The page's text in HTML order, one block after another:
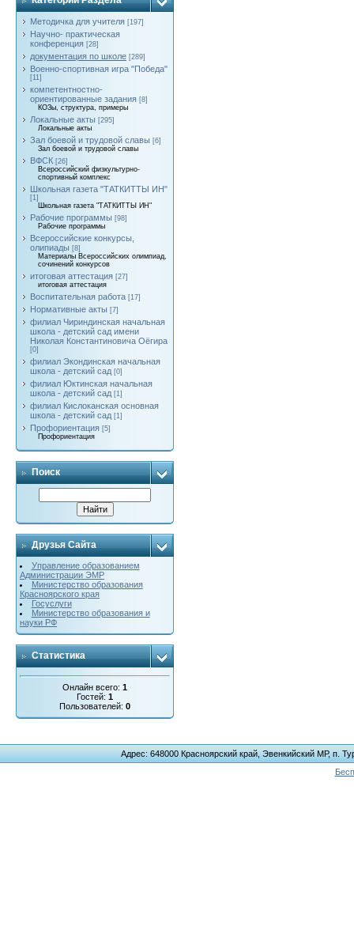
Методичка для учителя [197]
Научно- практическая
конференция [28]
документация по школе [289]
Военно-спортивная игра "Победа"
[11]
компетентностно-
ориентированные задания [8]
КОЗы, структура, примеры
Локальные акты [295]
Локальные акты
Зал боевой и трудовой славы [6]
Зал боевой и трудовой славы
ВФСК [26]
Всероссийский физкультурно-
спортивный комплекс
Школьная газета "ТАТКИТТЫ ИН"
[1]
Школьная газета "ТАТКИТТЫ ИН"
Рабочие программы [98]
Рабочие программы
Всероссийские конкурсы,
олипиады [8]
Материалы Всероссийских олимпиад,
сочинений конкурсов
итоговая аттестация [27]
итоговая аттестация
Воспитательная работа [17]
Нормативные акты [7]
филиал Чириндинская начальная
школа - детский сад имени
Николая Константиновича Оёгира
[0]
филиал Экондинская начальная
школа - детский сад [0]
филиал Юктинская начальная
школа - детский сад [1]
филиал Кислоканская основная
школа - детский сад [1]
Профориентация [5]
Профориентация
Поиск
Друзья Сайта
Управление образованием
Администрации ЭМР
Министерство образования
Красноярского края
Госуслуги
Министерство образования и
науки РФ
Статистика
Онлайн всего: 1
Гостей: 1
Пользователей: 0
Адрес: 648000 Красноярский край, Эвенкийский МР, п.